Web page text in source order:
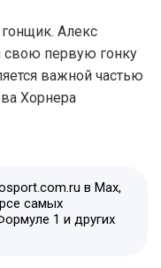
Алекс
свою первую гонку
важной частью
Хорнера
в Max,
самых
1 и других